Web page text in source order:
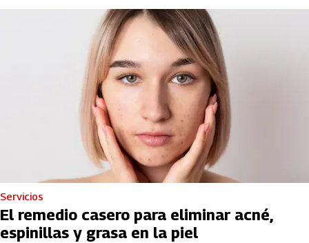
Servicios
El remedio casero para eliminar acné,
espinillas y grasa en la piel